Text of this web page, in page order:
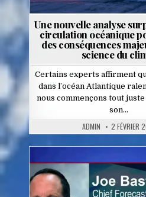
Une nouvelle analyse
circulation océanique
des conséquences
science du
Certains experts affirment
dans l’océan Atlantique
nous commençons tout
son…
ADMIN 2 FÉVRIER
Posted
in